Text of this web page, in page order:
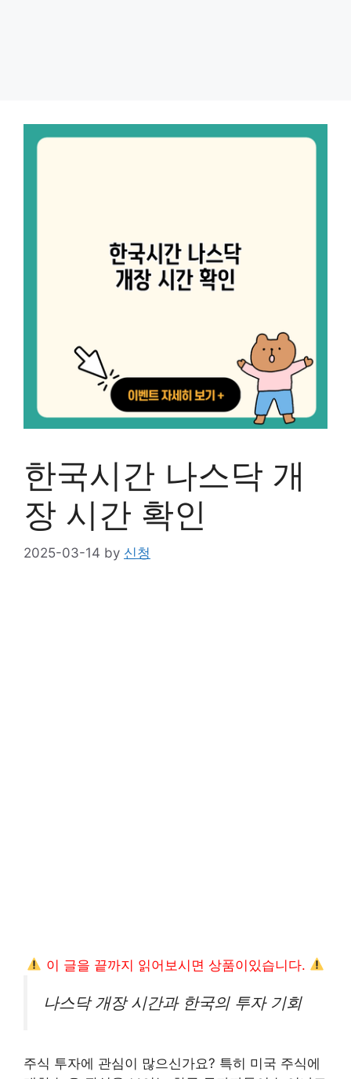
한국시간 나스닥 개
장 시간 확인
2025-03-14 by 신청
이 글을 끝까지 읽어보시면 상품이있습니다.
나스닥 개장 시간과 한국의 투자 기회
주식 투자에 관심이 많으신가요? 특히 미국 주식에